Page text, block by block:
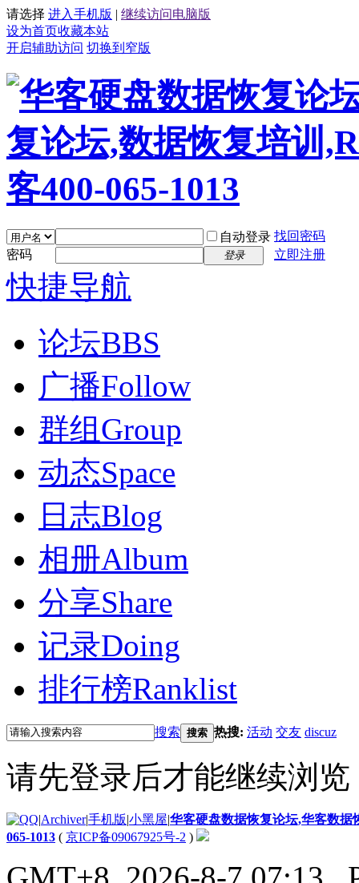
请选择 进入手机版 | 继续访问电脑版
设为首页收藏本站
开启辅助访问 切换到窄版
自动登录 找回密码
密码
登录 立即注册
快捷导航
论坛BBS
广播Follow
群组 Group
动态Space
日志Blog
相册Album
分享Share
记录Doing
排行榜Ranklist
搜索 搜索 热搜: 活动 交友 discuz
请先登录后才能继续浏览
|Archiver|手机版|小黑屋|华客硬盘数据恢复论坛,华客数
065-1013 ( 京ICP备09067925号-2 )